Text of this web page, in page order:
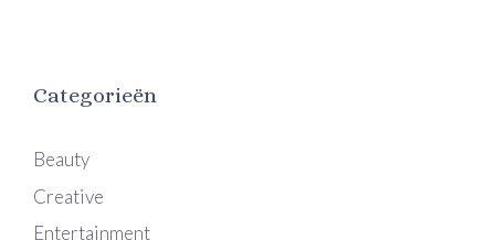
Categorieën
Beauty
Creative
Entertainment